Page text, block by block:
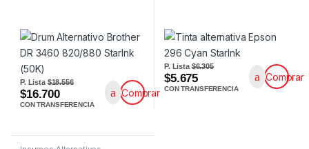
P. Lista$18.556
$16.700
CON TRANSFERENCIA
Comprar
P. Lista$6.305
$5.675
CON TRANSFERENCIA
Comprar